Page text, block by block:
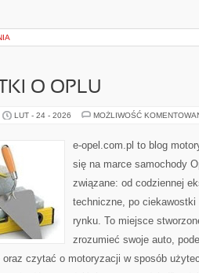
O OPLU
LUT - 24 - 2026 MOŻLIWOŚĆ
e-opel.com.pl to blog
się na marce samochody
związane: od codziennej
techniczne, po
rynku. To miejsce
zrozumieć swoje auto,
czytać o motoryzacji w sposób